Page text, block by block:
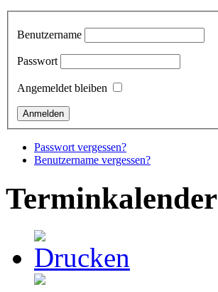
Benutzername
Passwort
Angemeldet bleiben
Passwort vergessen?
Benutzername vergessen?
Terminkalender